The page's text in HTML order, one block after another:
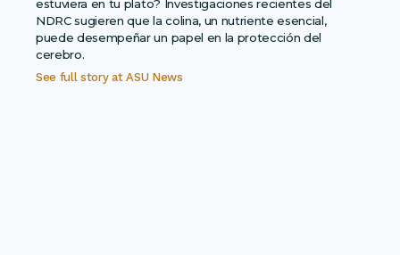
estuviera en tu plato? Investigaciones recientes del
NDRC sugieren que la colina, un nutriente esencial,
puede desempeñar un papel en la protección del
cerebro.
See full story atASU News